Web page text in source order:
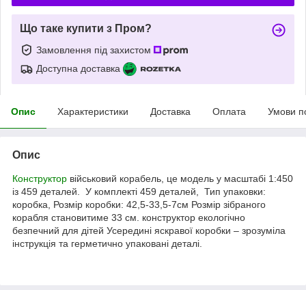
Що таке купити з Пром?
Замовлення під захистом
Доступна доставка
Опис Характеристики Доставка Оплата Умови
Опис
Конструктор військовий корабель, це модель у масштабі 1:450
із 459 деталей. У комплекті 459 деталей, Тип упаковки:
коробка, Розмір коробки: 42,5-33,5-7см Розмір зібраного
корабля становитиме 33 см. конструктор екологічно
безпечний для дітей Усередині яскравої коробки – зрозуміла
інструкція та герметично упаковані деталі.